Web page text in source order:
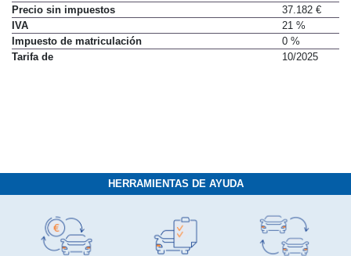
Precio sin impuestos
37.182 €
IVA
21 %
Impuesto de matriculación
0 %
Tarifa de
10/2025
HERRAMIENTAS DE AYUDA